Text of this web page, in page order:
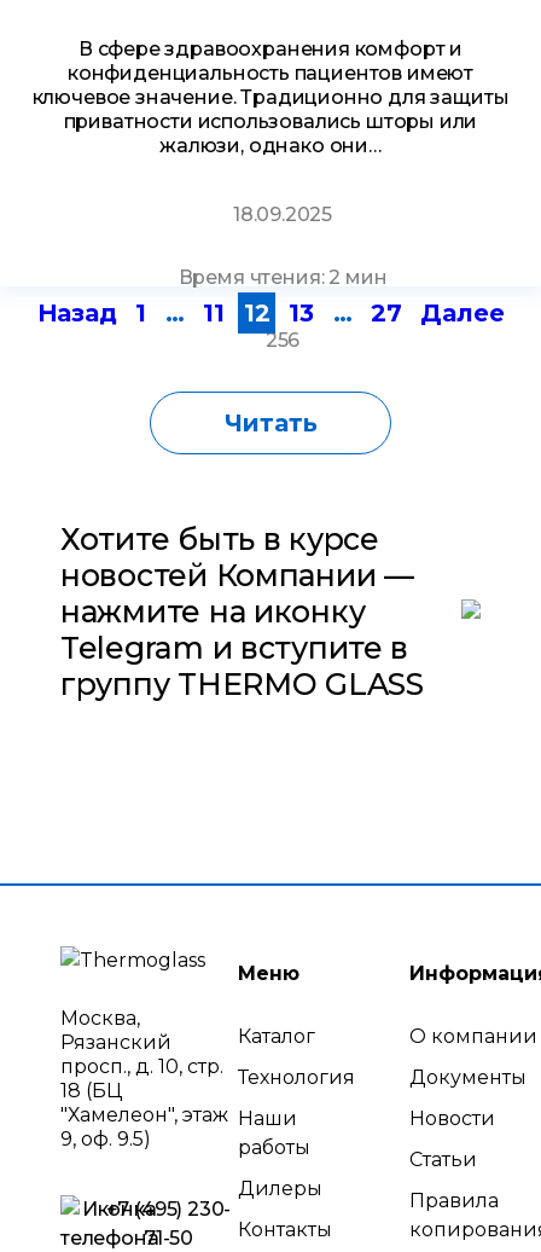
В сфере здравоохранения комфорт и
конфиденциальность пациентов имеют
ключевое значение. Традиционно для защиты
приватности использовались шторы или
жалюзи, однако они…
18.09.2025
Время чтения: 2 мин
256
Читать
Пагинация
записей
Назад 1 … 11 12 13 … 27 Далее
Хотите быть в курсе
новостей Компании —
нажмите на иконку
Telegram и вступите в
группу THERMO GLASS
Москва,
Рязанский
просп., д. 10, стр.
18 (БЦ
"Хамелеон", этаж
9, оф. 9.5)
+7 (495) 230-
71-50
Меню
Каталог
Технология
Наши
работы
Дилеры
Контакты
О компании
Документы
Новости
Статьи
Правила